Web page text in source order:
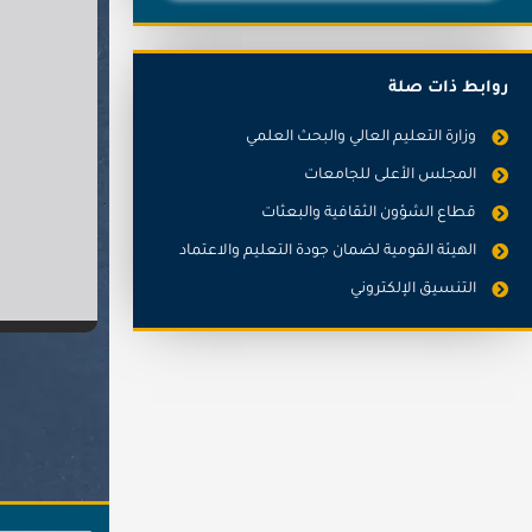
روابط ذات صلة
وزارة التعليم العالي والبحث العلمي
المجلس الأعلى للجامعات
قطاع الشؤون الثقافية والبعثات
الهيئة القومية لضمان جودة التعليم والاعتماد
التنسيق الإلكتروني